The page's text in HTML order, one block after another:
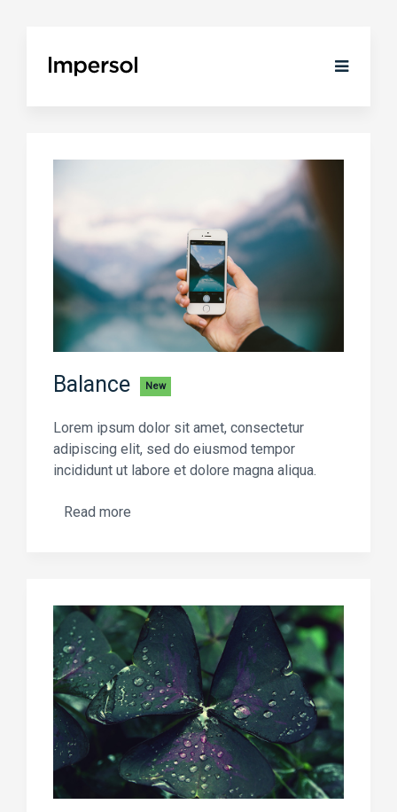
Balance New
Lorem ipsum dolor sit amet, consectetur
adipiscing elit, sed do eiusmod tempor
incididunt ut labore et dolore magna aliqua.
Read more